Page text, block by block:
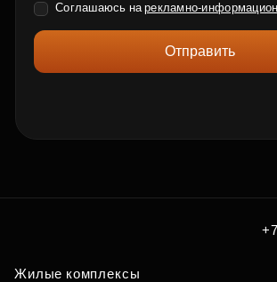
Соглашаюсь нарекламно-
Отправить
Жилые комплексы